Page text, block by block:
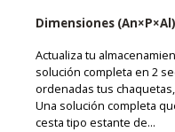
Dimensiones
Actualiza tu
solución completa en 2
ordenadas tus
Una solución completa
cesta tipo estante de...